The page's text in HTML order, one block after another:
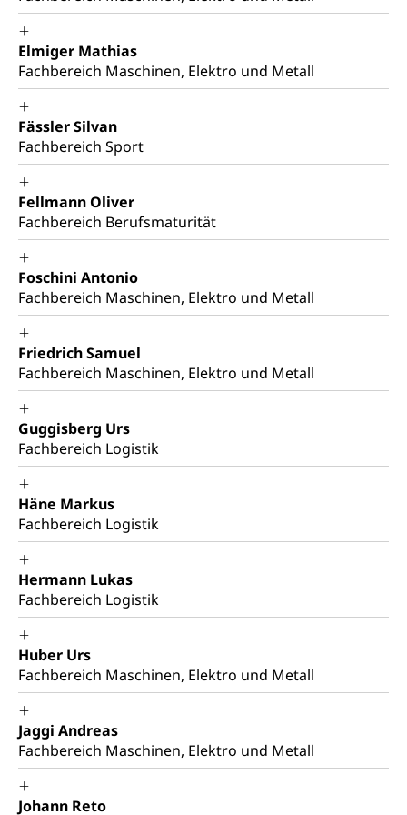
Elmiger Mathias
Fachbereich Maschinen, Elektro und Metall
Fässler Silvan
Fachbereich Sport
Fellmann Oliver
Fachbereich Berufsmaturität
Foschini Antonio
Fachbereich Maschinen, Elektro und Metall
Friedrich Samuel
Fachbereich Maschinen, Elektro und Metall
Guggisberg Urs
Fachbereich Logistik
Häne Markus
Fachbereich Logistik
Hermann Lukas
Fachbereich Logistik
Huber Urs
Fachbereich Maschinen, Elektro und Metall
Jaggi Andreas
Fachbereich Maschinen, Elektro und Metall
Johann Reto
Konkursämter
Stimmrecht, Abstimmungen, Wahlen, politische
Volksrechte
Kantonale Steuern
Personalsteuer, Haushaltssteuer, Vermögenssteuer,
Verrechnungssteuer, Quellensteuer,
Grundstückgewinnsteuer, Liegenschaftssteuer,
Reklameplakatsteuer, Verkehrssteuer,
Erbschaftssteuer, Schenkungssteuer, Gewinn- und
Kapitalsteuer
Steuern (Dienststelle)
Ombudsstellen
Vermittler, Vermittlungsstelle, Schlichtungsstelle,
Umgang mit Beschwerden (Volksschulen)
Beschwerdestelle Spitäler
Schlichtungsstelle SEG
Rassismus
Anlaufstelle Schutz vor Diskriminierung
Schutz vor Diskriminierung
Strafregister und Strafverfahren
Strafregistereintrag, Strafregisterauszug,
Kriminalität
Strafregisterauszug bestellen (EJPD)
Vormund, Amtsvormund, Mündel,
Vormundschaftsbehörde, Kindesschutz,
Kindes- und Erwachsenenschutz KESB
Kindes- und Erwachsenenschutzbehörden im
Umwelt und Bauen
Abfall